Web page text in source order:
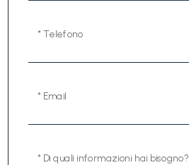
* Telefono
* Email
* Di quali informazioni hai bisogno?